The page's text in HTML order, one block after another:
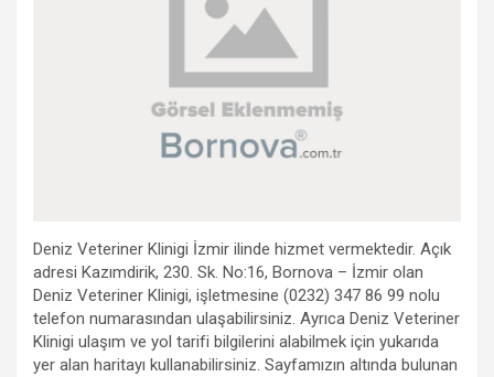
Deniz Veteriner Klinigi İzmir ilinde hizmet vermektedir. Açık
adresi Kazımdirik, 230. Sk. No:16, Bornova – İzmir olan
Deniz Veteriner Klinigi, işletmesine (0232) 347 86 99 nolu
telefon numarasından ulaşabilirsiniz. Ayrıca Deniz Veteriner
Klinigi ulaşım ve yol tarifi bilgilerini alabilmek için yukarıda
yer alan haritayı kullanabilirsiniz. Sayfamızın altında bulunan